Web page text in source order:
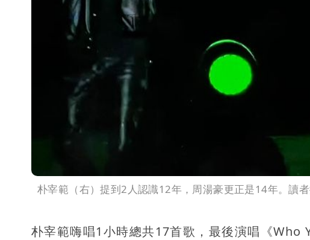
朴宰範（右）提到2人認識12年，周湯豪更正是14年。讀
朴宰範嗨唱1小時總共17首歌，最後演唱《Who